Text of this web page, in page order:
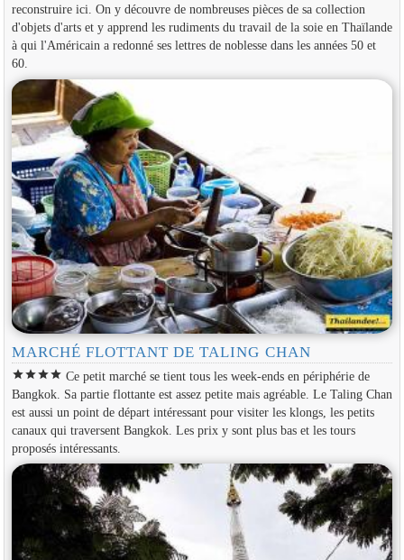
reconstruire ici. On y découvre de nombreuses pièces de sa collection
d'objets d'arts et y apprend les rudiments du travail de la soie en Thaïlande
à qui l'Américain a redonné ses lettres de noblesse dans les années 50 et
60.
MARCHÉ FLOTTANT DE TALING CHAN
starstarstarstar Ce petit marché se tient tous les week-ends en périphérie de
Bangkok. Sa partie flottante est assez petite mais agréable. Le Taling Chan
est aussi un point de départ intéressant pour visiter les klongs, les petits
canaux qui traversent Bangkok. Les prix y sont plus bas et les tours
proposés intéressants.